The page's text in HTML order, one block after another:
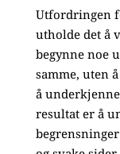
Utfordringen
utholde det å
begynne noe
samme, uten
å
resultat er å